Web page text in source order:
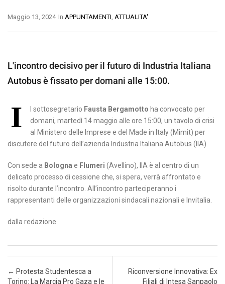
In APPUNTAMENTI, ATTUALITA'
Maggio 13, 2024
L'incontro decisivo per il futuro di Industria Italiana
Autobus è fissato per domani alle 15:00.
I l sottosegretario Fausta Bergamotto ha convocato per
domani, martedì 14 maggio alle ore 15:00, un tavolo di crisi
al Ministero delle Imprese e del Made in Italy (Mimit) per
discutere del futuro dell’azienda Industria Italiana Autobus (IIA).
Con sede a Bologna e Flumeri (Avellino), IIA è al centro di un
delicato processo di cessione che, si spera, verrà affrontato e
risolto durante l’incontro. All’incontro parteciperanno i
rappresentanti delle organizzazioni sindacali nazionali e Invitalia.
dalla redazione
Post navigation
← Protesta Studentesca a
Torino: La Marcia Pro Gaza e le
Riconversione Innovativa: Ex
Filiali di Intesa Sanpaolo